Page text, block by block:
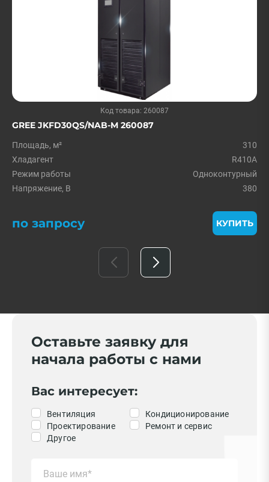
Код товара: 260087
GREE JKFD30QS/NAB-M 260087
Площадь, м²
310
Хладагент
R410A
Режим работы
Одноконтурный
Напряжение, В
380
по запросу КУПИТЬ
Оставьте заявку для
начала работы с нами
Вас интересует:
Вентиляция
Кондиционирование
Проектирование
Ремонт и сервис
Другое